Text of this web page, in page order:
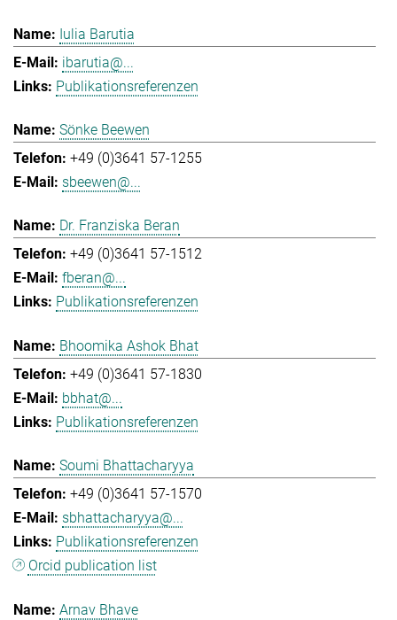
Iulia Barutia
ibarutia@...
Publikationsreferenzen
Sönke Beewen
+49 (0)3641 57-1255
sbeewen@...
Dr. Franziska Beran
+49 (0)3641 57-1512
fberan@...
Publikationsreferenzen
Bhoomika Ashok Bhat
+49 (0)3641 57-1830
bbhat@...
Publikationsreferenzen
Soumi Bhattacharyya
+49 (0)3641 57-1570
sbhattacharyya@...
Publikationsreferenzen
Orcid publication list
Arnav Bhave